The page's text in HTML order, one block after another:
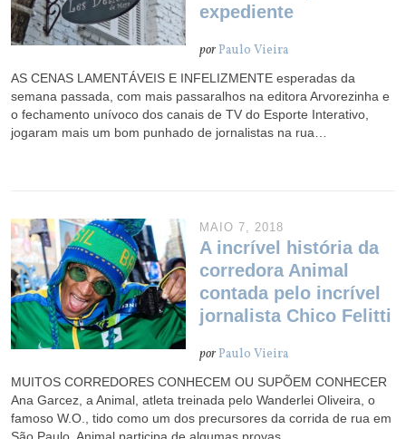
expediente
porPaulo Vieira
AS CENAS LAMENTÁVEIS E INFELIZMENTE esperadas da
semana passada, com mais passaralhos na editora Arvorezinha e
o fechamento unívoco dos canais de TV do Esporte Interativo,
jogaram mais um bom punhado de jornalistas na rua…
MAIO 7, 2018
A incrível história da
corredora Animal
contada pelo incrível
jornalista Chico Felitti
porPaulo Vieira
MUITOS CORREDORES CONHECEM OU SUPÕEM CONHECER
Ana Garcez, a Animal, atleta treinada pelo Wanderlei Oliveira, o
famoso W.O., tido como um dos precursores da corrida de rua em